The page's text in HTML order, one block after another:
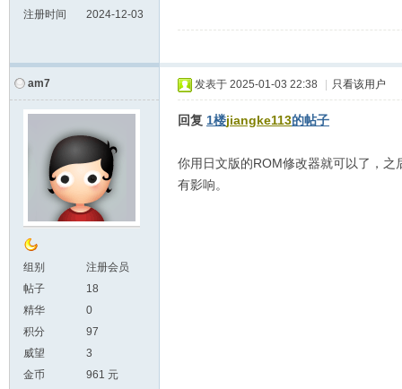
注册时间
2024-12-03
am7
组别
注册会员
帖子
18
精华
0
积分
97
威望
3
金币
961 元
发表于 2025-01-03 22:38 只看该用户
回复 1楼jiangke113的帖子
你用日文版的ROM修改器就可以了，
有影响。